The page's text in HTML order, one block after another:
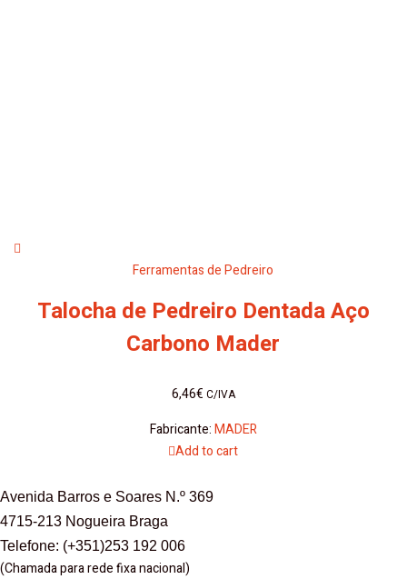
Ferramentas de Pedreiro
Talocha de Pedreiro Dentada Aço
Carbono Mader
6,46€ C/IVA
Fabricante:MADER
Add to cart
Avenida Barros e Soares N.º 369
4715-213 Nogueira Braga
Telefone: (+351)253 192 006
(Chamada para rede fixa nacional)